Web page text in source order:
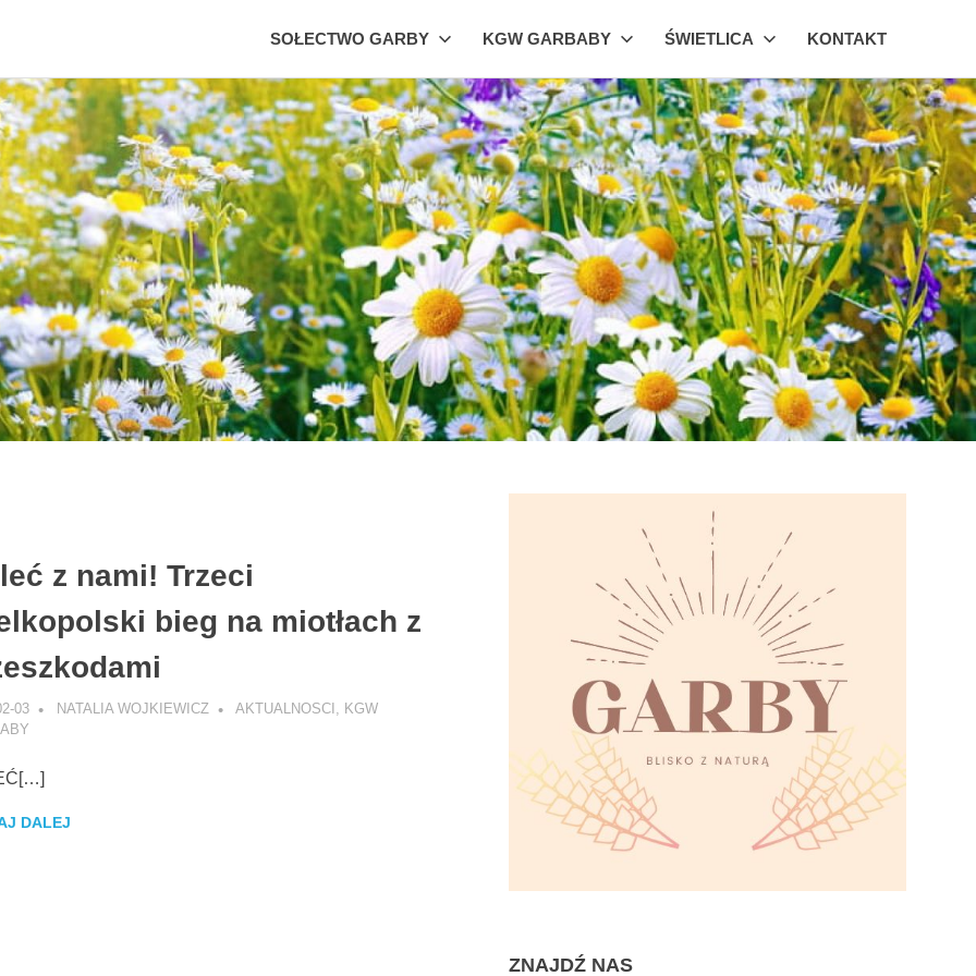
SOŁECTWO GARBY KGW GARBABY ŚWIETLICA KONTAKT
z nami! Trzeci
bieg na miotłach z
03 NATALIA WOJKIEWICZ AKTUALNOSCI
KGW
DALEJ
ZNAJDŹ NAS